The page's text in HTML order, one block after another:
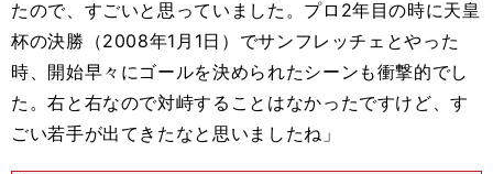
たので、すごいと思っていました。プロ2年目の時に天皇
杯の決勝（2008年1月1日）でサンフレッチェとやった
時、開始早々にゴールを決められたシーンも衝撃的でし
た。右と右なので対峙することはなかったですけど、す
ごい若手が出てきたなと思いましたね」